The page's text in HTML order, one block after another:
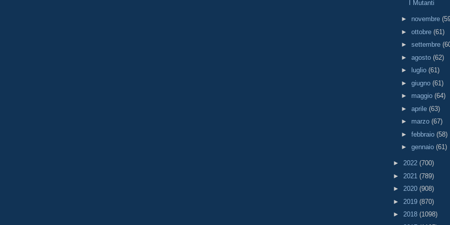
I Mutanti
► novembre
► ottobre (61)
► settembre
► agosto (62)
►
luglio (61)
► giugno (61)
► maggio (64)
► aprile (63)
► marzo (67)
► febbraio (58)
► gennaio (61)
► 2022 (700)
► 2021 (789)
► 2020 (908)
► 2019 (870)
► 2018 (1098)